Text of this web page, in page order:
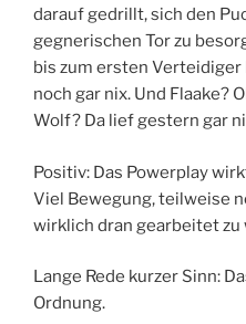
darauf gedrillt, sich den
gegnerischen Tor zu
bis zum ersten Verteidiger
noch gar nix. Und Flaake?
Wolf? Da lief gestern gar
Positiv: Das Powerplay
Viel Bewegung, teilweise
wirklich dran gearbeitet zu
Lange Rede kurzer Sinn:
Ordnung.